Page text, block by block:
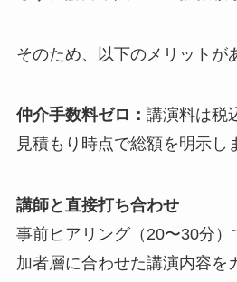
そのため、以下のメリットが
仲介手数料ゼロ： 講演料は税
見積もり時点で総額を明示し
講師と直接打ち合わせ
事前ヒアリング（20〜30分
加者層に合わせた講演内容を